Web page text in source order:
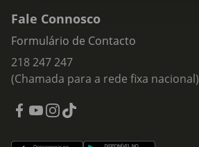
Fale Connosco
Formulário de Contacto
218 247 247
(Chamada para a rede fixa nacional)